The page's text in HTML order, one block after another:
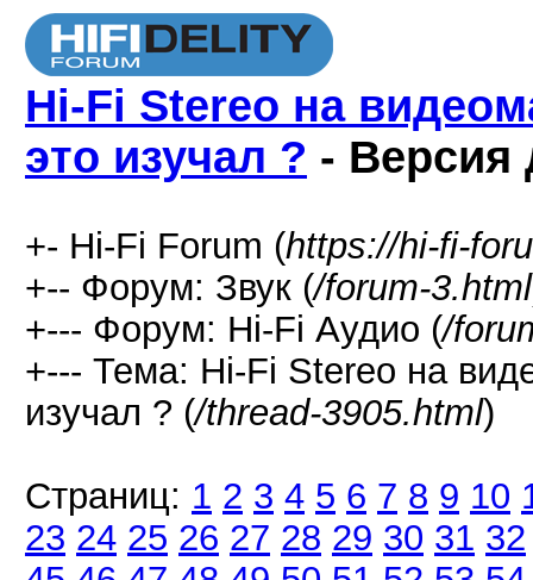
Hi-Fi Stereo на
это изучал ? - Версия
+- Hi-Fi Forum (https://hi-fi-
+-- Форум: Звук (/forum-3.html
+--- Форум: Hi-Fi Аудио (/
+--- Тема: Hi-Fi Stereo на
изучал ? (/thread-3905.html)
Страниц: 1 2 3 4 5 6 7 8 9 10
23 24 25 26 27 28 29 30 31 32